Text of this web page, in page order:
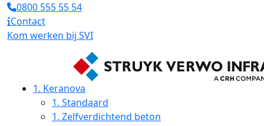
0800 555 55 54
Contact
Kom werken bij SVI
1. Keranova
1. Standaard
1. Zelfverdichtend beton